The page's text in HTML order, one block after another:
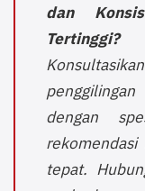
dan
Tertinggi?
dengan
rekomendasi
tepat.